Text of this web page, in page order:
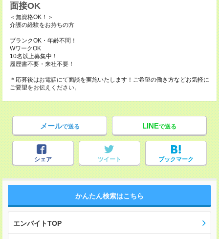
面接OK
＜無資格OK！＞
介護の経験をお持ちの方
ブランクOK・年齢不問！
WワークOK
10名以上募集中！
履歴書不要・来社不要！
＊応募後はお電話にて面談を実施いたします！ご希望の働き方などお気軽に
ご要望をお伝えください。
メールで送る LINEで送る
シェア ツイート ブックマーク
かんたん検索はこちら
エンバイトTOP